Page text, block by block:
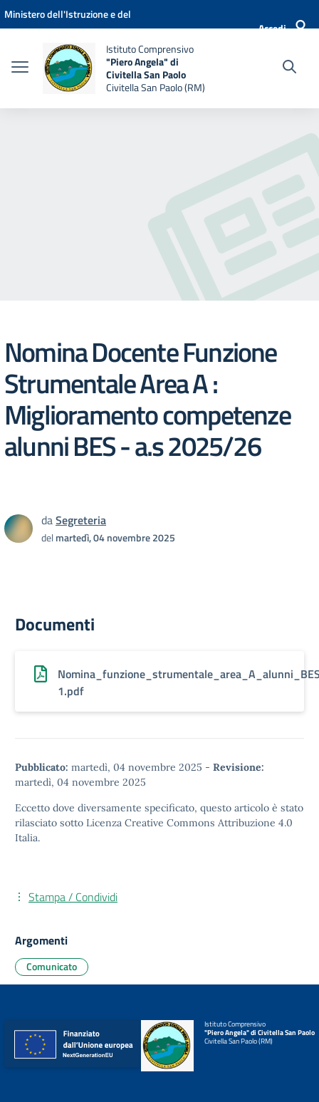
Vai ai contenuti
Vai al menu di navigazione
Vai al footer
Ministero dell'Istruzione e del
Accedi
Istituto Comprensivo
"Piero Angela" di
Civitella San Paolo
Civitella San Paolo (RM)
Nomina Docente Funzione
Strumentale Area A :
Miglioramento competenze
alunni BES - a.s 2025/26
daSegreteria
delmartedì, 04 novembre 2025
Documenti
1.pdf
Pubblicato: martedì, 04 novembre 2025 - Revisione:
martedì, 04 novembre 2025
Eccetto dove diversamente specificato, questo articolo è stato
rilasciato sotto Licenza Creative Commons Attribuzione 4.0
Italia.
Stampa / Condividi
Argomenti
Comunicato
Istituto Comprensivo
"Piero Angela" di Civitella San Paolo
Civitella San Paolo (RM)